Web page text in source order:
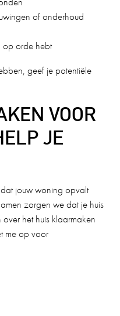
of onderhoud
op orde hebt
geef je potentiële
VOOR
JE
jouw woning opvalt
zorgen we dat je huis
het huis klaarmaken
me op voor